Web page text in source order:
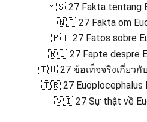
🇲🇸 27 Fakta tentang
🇳🇴 27 Fakta om
🇵🇹 27 Fatos sobre
🇷🇴 27 Fapte despre
🇹🇭 27 ข้อเท็จจริงเกี่ยวกั
🇹🇷 27 Euoplocephalus
🇻🇮 27 Sự thật về